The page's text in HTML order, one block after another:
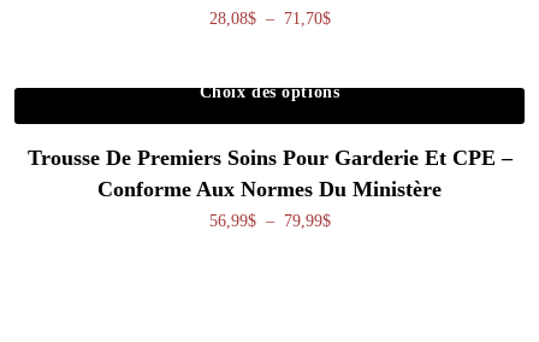
28,08$ – 71,70$Plage de prix : 28,08$ à
Choix des options
Trousse De Premiers Soins Pour Garderie Et CPE –
Conforme Aux Normes Du Ministère
56,99$ – 79,99$Plage de prix : 56,99$ à